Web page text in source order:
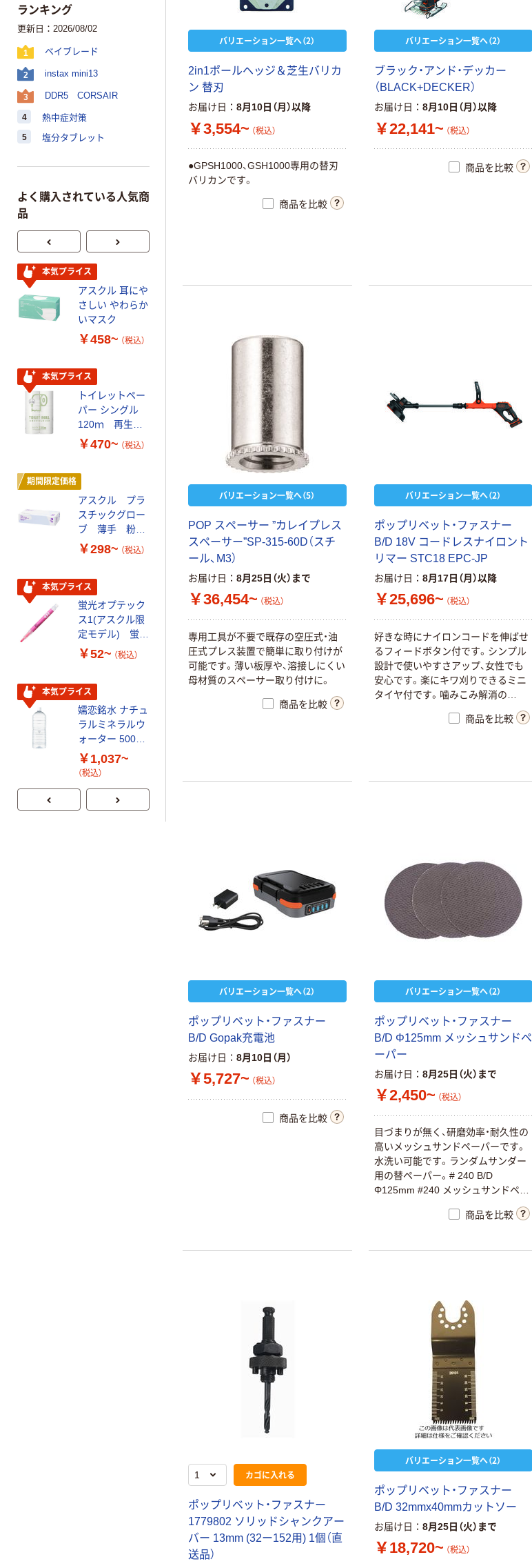
バリエーション一覧へ（2）
2in1ポールヘ ッジ ＆ 芝生バリ カ
ン 替刃
お届け日 8月10日（月）以降
￥3,554~ （税込）
●GPSH1000、GSH1000専用の替刃
バリ カ ンです。
商品を比較
バリエーション一覧へ（2）
ブラ ック ・ ア ン ド ・デッ カー
（ B LACK+DECKER）
お届け日 8月10日（月）以降
￥22,141~ （税込）
商品を比較
バリエーション一覧へ（5）
POP スペーサー ”カ レイ プ レ ス
スペーサー”SP-315-60D （ スチ
ール、 M3）
お届け日 8月25日（火）まで
￥36,454~ （税込）
専用工具が不要で既存の空圧式・油
圧式プレス装置で簡単に取 り付けが
可能です。 薄い板厚や、 溶接しに く い
母材質のスペーサー取 り付けに。
商品を比較
バリエーション一覧へ（2）
ポ ッ プリ ベ ッ ト ・ フ ァ スナー
B/D 18V コー ド レ スナイ ロ ン ト
リ マー STC18 EPC-JP
お届け日 8月17日（月）以降
￥25,696~ （税込）
好きな時にナイ ロ ンコー ドを伸ばせ
る フ ィ ー ドボタ ン付です。 シンプル
設計で使いやすさアップ、女性でも
安心です。 楽にキワ刈 り できる ミニ
タイヤ付です。 噛みこ み解消の
の
。2段 階スピードコン
商品を比較
バリエーション一覧へ（2）
ポ ッ プリ ベ ッ ト ・ フ ァ スナー
B/D Gopak充電池
お届け日 8月10日（月）
￥5,727~ （税込）
商品を比較
バリエーション一覧へ（2）
ポ ッ プリ ベ ッ ト ・ フ ァ スナー
B/D Φ125mm メ ッシ ュ サ ン ドペ
ーパー
お届け日 8月25日（火）まで
￥2,450~ （税込）
目 づま り が無く 、研磨効率・耐久性の
高いメ ッシュサン ドペーパーです。
水洗い可能です。 ランダムサンダー
用の替ペーパー。 # 240 B/D
Φ125mm #240 メ ッシュサン ドペー
商品を比較
カゴに入れる
ポ ッ プリ ベ ッ ト ・ フ ァ スナー
1779802 ソ リ ッ ドシャ ンク アー
バー 13mm (32ー152用) 1個 （直
送品）
バリエーション一覧へ（2）
ポ ッ プリ ベ ッ ト ・ フ ァ スナー
B/D 32mmx40mmカ ッ ト ソー
お届け日 8月25日（火）まで
￥18,720~ （税込）
ランキング
更新日：2026/08/02
1 ベイブレード
2 instax mini13
3 DDR5 CORSAIR
4 熱中症対策
5 塩分タブレット
よく購入されている人気商
品
本気プライス
アスクル 耳にや
さしい やわらか
いマスク
￥458~ （税込）
本気プライス
トイレットペー
パー シングル
120ｍ 再生紙
100% 6ロール
￥470~ （税込）
期間限定価格
アスクル プラ
スチックグロー
ブ 薄手 粉な
し（パウダーフ
￥298~ （税込）
本気プライス
蛍光オプテック
ス1(アスクル限
定モデル) 蛍光
ペン ゼブラ
￥52~ （税込）
本気プライス
嬬恋銘水 ナチュ
ラルミネラルウ
ォーター 500ml
キャップシール
付き／2Lラベル
￥1,037~
（税込）
￥140~ （税込）
サントリー 天然
水 ミネラルウォ
ーター ペットボ
￥686~ （税込）
ファーストレイ
ップ
￥374~
【アスクル限定】
ファーストレイ
ト ニトリルグ
ローブ ホワイ
ト 粉なし（パ
ウダーフリー）
￥698~ （税込）
トイレットペー
パー シングル
120ｍ 再生紙
証
アスクル プラ
ブ 薄手 粉な
し（パウダーフ
リー）
￥298~
蛍光オプテック
ス1(アスクル限
定モデル) 蛍光
ペン ゼブラ
￥52~ （税込）
本気プライス
レス 10本